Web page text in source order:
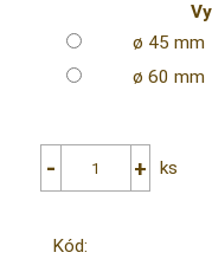
ø 45 mm
ø 60 mm
ks
Kód: